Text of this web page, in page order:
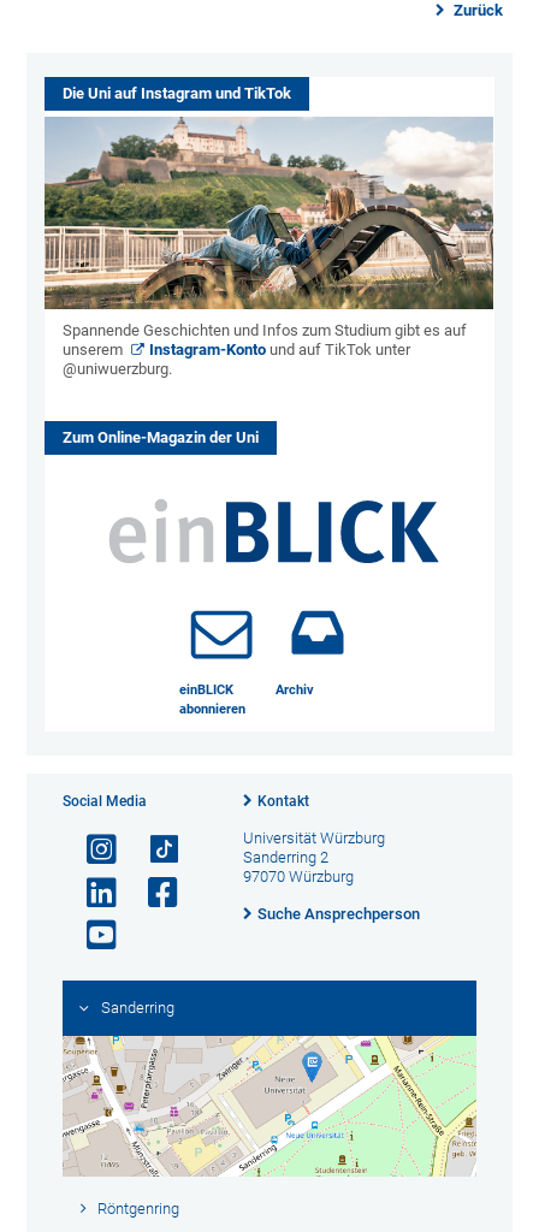
Zurück
Die Uni auf Instagram und TikTok
Spannende Geschichten und Infos zum Studium gibt es auf
unserem
Instagram-Konto und auf TikTok unter
@uniwuerzburg.
Zum Online-Magazin der Uni
einBLICK
abonnieren
Archiv
Social Media Kontakt
Universität Würzburg
Sanderring 2
97070 Würzburg
Suche Ansprechperson
Sanderring
Röntgenring